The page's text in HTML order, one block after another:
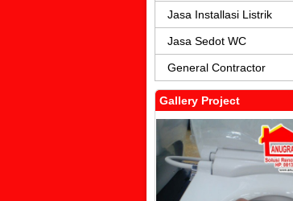
Jasa Installasi Listrik
Jasa Sedot WC
General Contractor
Gallery Project